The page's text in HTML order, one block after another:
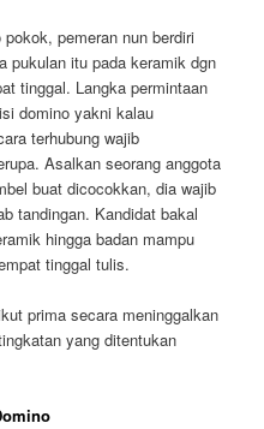
pemeran nun berdiri
pukulan itu pada keramik dgn
tinggal. Langka permintaan
domino yakni kalau
terhubung wajib
Asalkan seorang anggota
buat dicocokkan, dia wajib
tandingan. Kandidat bakal
hingga badan mampu
tinggal tulis.
prima secara meninggalkan
yang ditentukan